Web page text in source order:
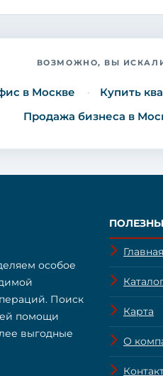
ВОЗМОЖНО, ВЫ
в Москве Купить
Продажа бизнеса в
особое
Поиск
помощи
выгодные
Главная
Карта
О